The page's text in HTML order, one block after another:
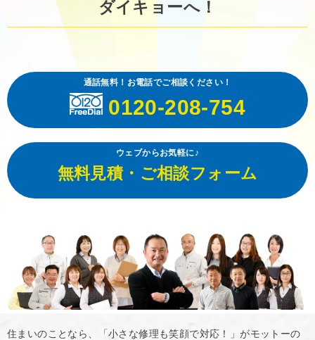
ダイキョーへ！
通話無料！お電話でご相談ください！
0120-208-754
ウェブからお気軽に♪
無料見積・ご相談フォーム
住まいのことなら、「小さな修理も笑顔で対応！」がモットーの